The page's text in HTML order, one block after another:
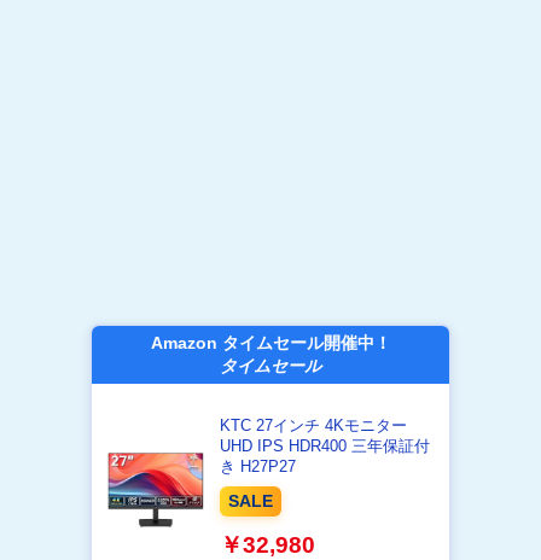
Amazon タイムセール開催中！
タイムセール
KTC 27インチ 4Kモニター
UHD IPS HDR400 三年保証付
き H27P27
SALE
￥32,980